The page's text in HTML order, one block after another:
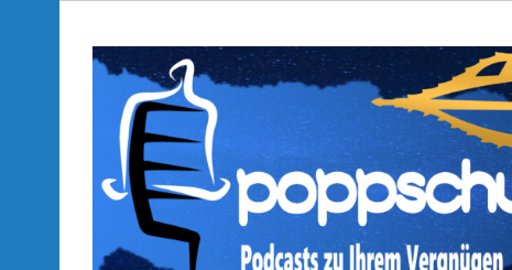
Podcasts zu Ihrem Vergnügen